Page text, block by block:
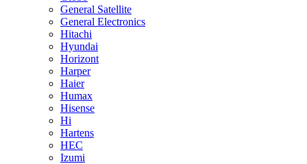
General Satellite
General Electronics
Hitachi
Hyundai
Horizont
Harper
Haier
Humax
Hisense
Hi
Hartens
HEC
Izumi